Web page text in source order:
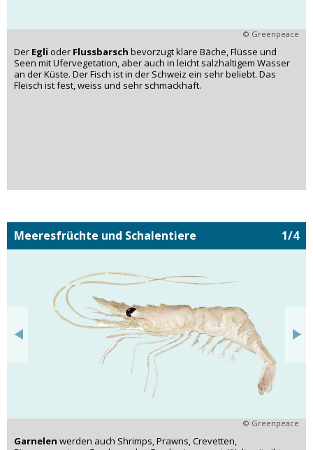
© Greenpeace
Der Egli oder Flussbarsch bevorzugt klare Bäche, Flüsse und
Seen mit Ufervegetation, aber auch in leicht salzhaltigem Wasser
an der Küste. Der Fisch ist in der Schweiz ein sehr beliebt. Das
Fleisch ist fest, weiss und sehr schmackhaft.
1/4
Meeresfrüchte und Schalentiere
© Greenpeace
Garnelen werden auch Shrimps, Prawns, Crevetten,